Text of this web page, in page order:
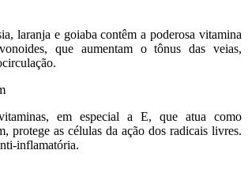
laranja e goiaba contêm a poderosa vitamina
que aumentam o tônus das veias,
em especial a E, que atua como
protege as células da ação dos radicais livres.
inflamatória.